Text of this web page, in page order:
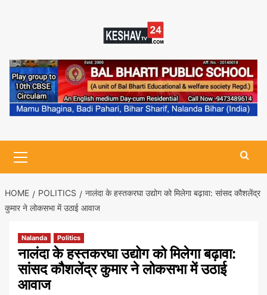
Menu
HOME POLITICS
नालंदा के हस्तकरघा उद्योग को मिलेगा बढ़ावा: सांसद कौशलेंद्र
कुमार ने लोकसभा में उठाई आवाज
Nalanda Politics
नालंदा के हस्तकरघा उद्योग को मिलेगा बढ़ावा:
सांसद कौशलेंद्र कुमार ने लोकसभा में उठाई
आवाज